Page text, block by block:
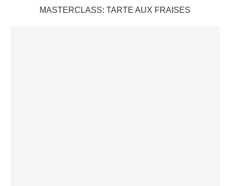
MASTERCLASS: TARTE AUX FRAISES